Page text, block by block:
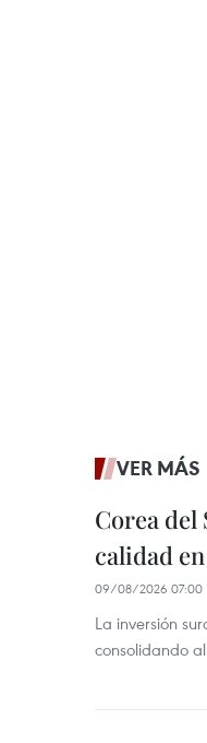
VER MÁS
Corea
calidad
09/08/2026 07:00
La inversión
consolidando